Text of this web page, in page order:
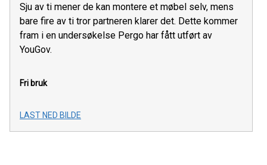
Sju av ti mener de kan montere et møbel selv, mens
bare fire av ti tror partneren klarer det. Dette kommer
fram i en undersøkelse Pergo har fått utført av
YouGov.
Fri bruk
LAST NED BILDE